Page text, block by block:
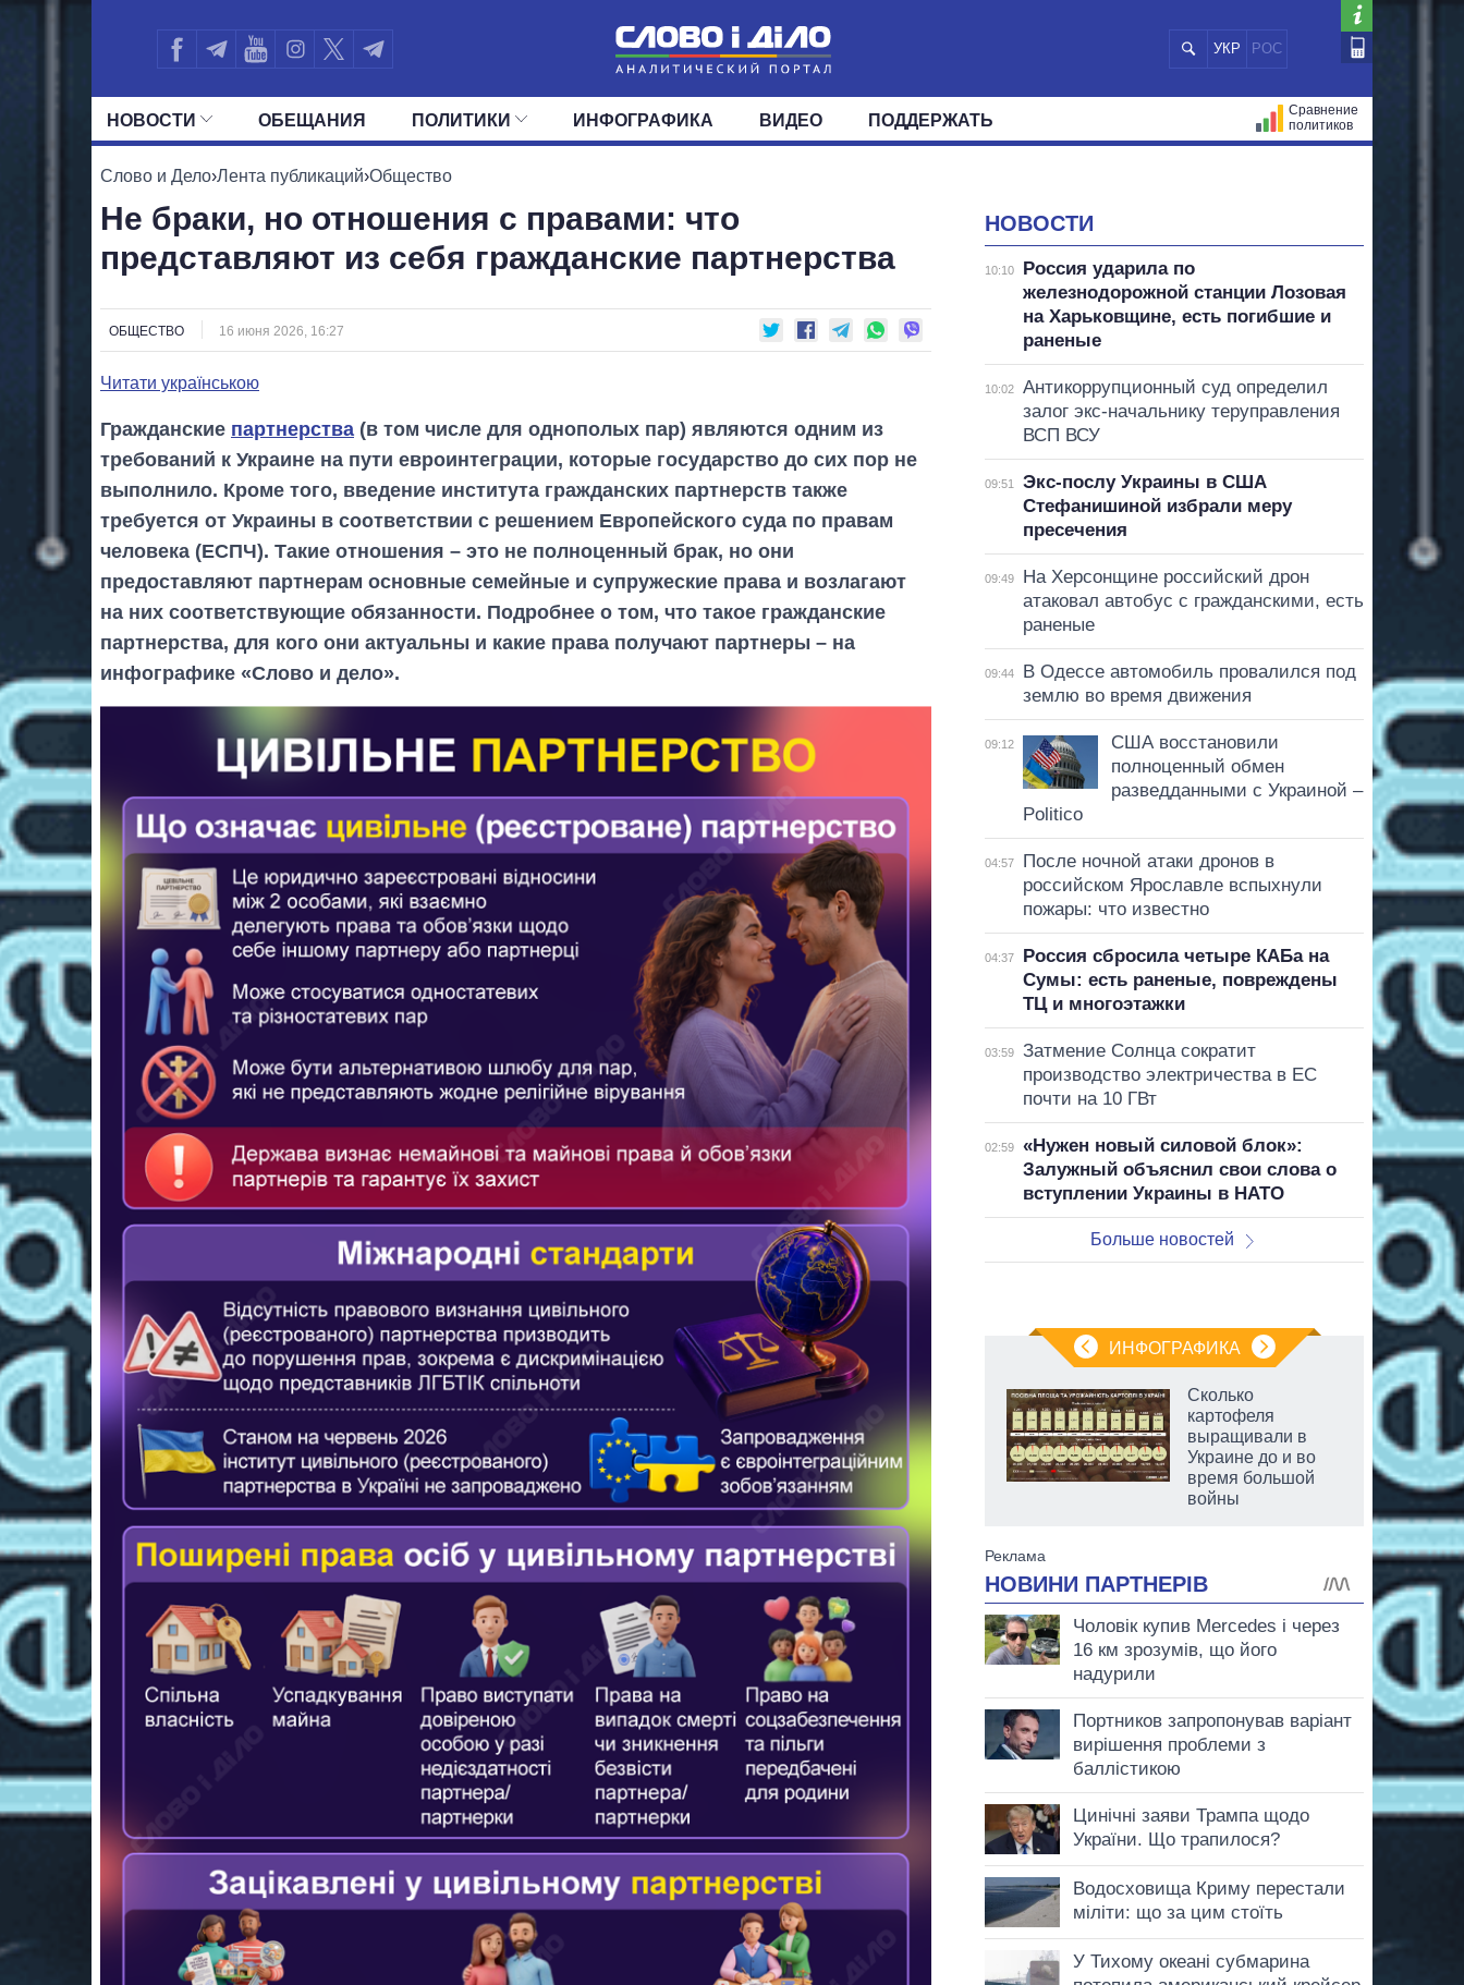
УКР РОС
НОВОСТИ
ПОЛИТИКА ЭКОНОМИКА
ОБЕЩАНИЯ ПОЛИТИКИ
ВСЕ ПОЛИТИКИ ПРЕЗИДЕНТ И ОФИС
ДЕПУТАТЫ КОМИТЕТЫ
ИНФОГРАФИКА ВИДЕО ПОДДЕРЖАТЬ
Сравнение
политиков
Слово и Дело›Лента публикаций›Общество
Не браки, но отношения с правами: что
представляют из себя гражданские партнерства
ОБЩЕСТВО 16 июня 2026, 16:27
Читати українською
Гражданские партнерства (в том числе для однополых пар) являются одним из
требований к Украине на пути евроинтеграции, которые государство до сих пор не
выполнило. Кроме того, введение института гражданских партнерств также
требуется от Украины в соответствии с решением Европейского суда по правам
человека (ЕСПЧ). Такие отношения – это не полноценный брак, но они
предоставляют партнерам основные семейные и супружеские права и возлагают
на них соответствующие обязанности. Подробнее о том, что такое гражданские
партнерства, для кого они актуальны и какие права получают партнеры – на
инфографике «Слово и дело».
НОВОСТИ
10:10
Россия ударила по
железнодорожной станции Лозовая
на Харьковщине, есть погибшие и
раненые
10:02
Антикоррупционный суд определил
залог экс-начальнику теруправления
ВСП ВСУ
09:51
Экс-послу Украины в США
Стефанишиной избрали меру
пресечения
09:49
На Херсонщине российский дрон
атаковал автобус с гражданскими, есть
раненые
09:44
В Одессе автомобиль провалился под
землю во время движения
09:12
США восстановили
полноценный обмен
разведданными с Украиной –
Politico
04:57
После ночной атаки дронов в
российском Ярославле вспыхнули
пожары: что известно
04:37
Россия сбросила четыре КАБа на
Сумы: есть раненые, повреждены
ТЦ и многоэтажки
03:59
Затмение Солнца сократит
производство электричества в ЕС
почти на 10 ГВт
02:59
«Нужен новый силовой блок»:
Залужный объяснил свои слова о
вступлении Украины в НАТО
Больше новостей
ИНФОГРАФИКА
Восемь
массированных
ударов по Украине
за лето: Киев и
область стали
главной целью рф
Сколько
картофеля
выращивали в
Украине до и во
время большой
войны